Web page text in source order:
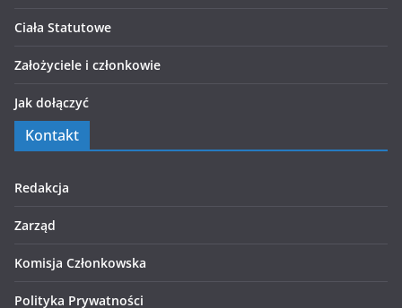
Ciała Statutowe
Założyciele i członkowie
Jak dołączyć
Kontakt
Redakcja
Zarząd
Komisja Członkowska
Polityka Prywatności